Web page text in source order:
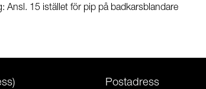
Ansl. 15 istället för pip på badkarsblandare
Postadress